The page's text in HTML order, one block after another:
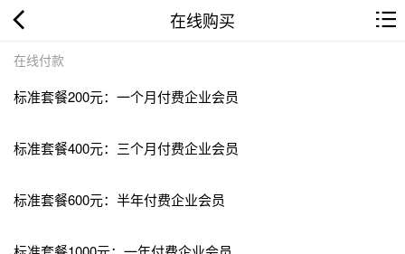
在线购买
在线付款
标准套餐200元：一个月付费企业会员
标准套餐400元：三个月付费企业会员
标准套餐600元：半年付费企业会员